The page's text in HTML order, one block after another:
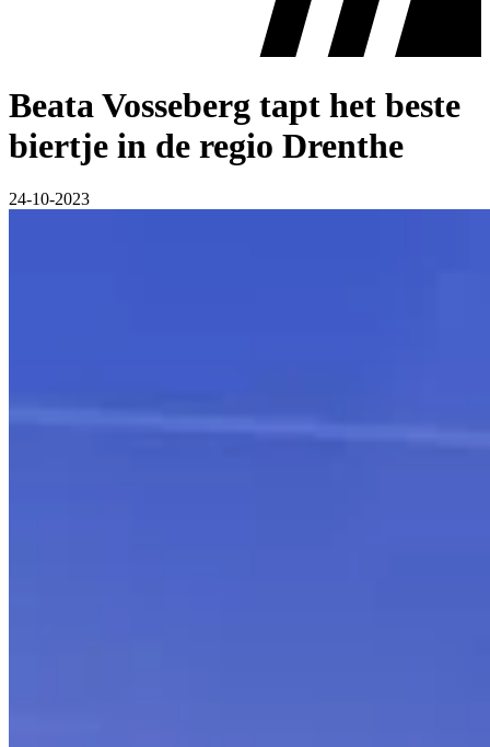
Beata Vosseberg tapt het beste
biertje in de regio Drenthe
24-10-2023